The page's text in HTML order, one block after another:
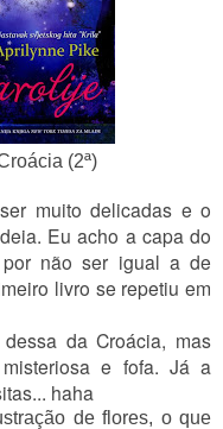
(2ª)
muito delicadas e o
Eu acho a capa do
por não ser igual a de
livro se repetiu em
da Croácia, mas
e fofa. Já a
haha
de flores, o que